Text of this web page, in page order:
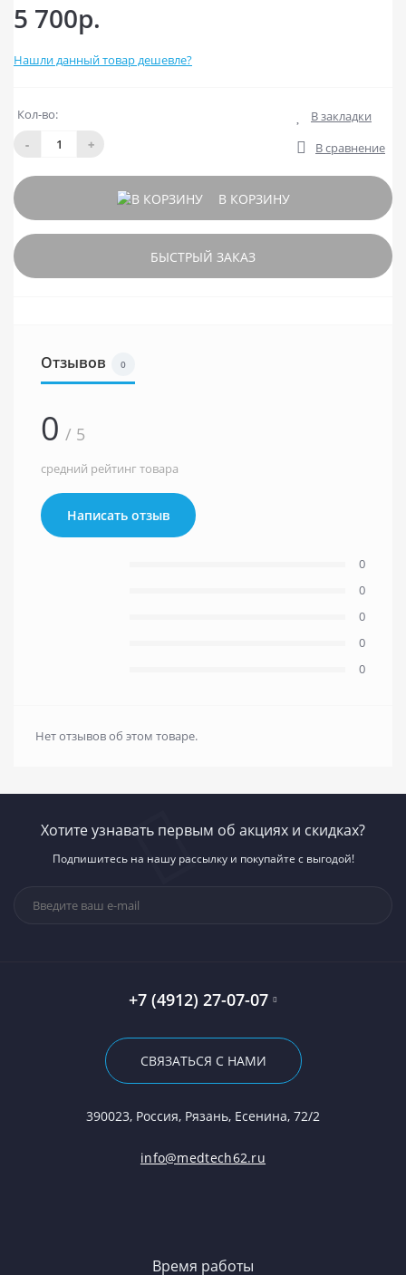
5 700р.
Нашли данный товар дешевле?
Кол-во:
-
+
В закладки
В сравнение
В КОРЗИНУ
БЫСТРЫЙ ЗАКАЗ
Отзывов 0
0 / 5
средний рейтинг товара
Написать отзыв
0
0
0
0
0
Нет отзывов об этом товаре.
Хотите узнавать первым об акциях и скидках?
Подпишитесь на нашу рассылку и покупайте с выгодой!
+7 (4912) 27-07-07
СВЯЗАТЬСЯ С НАМИ
390023, Россия, Рязань, Есенина, 72/2
info@medtech62.ru
Время работы